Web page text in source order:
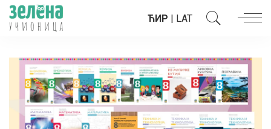
ЋИР | LAT